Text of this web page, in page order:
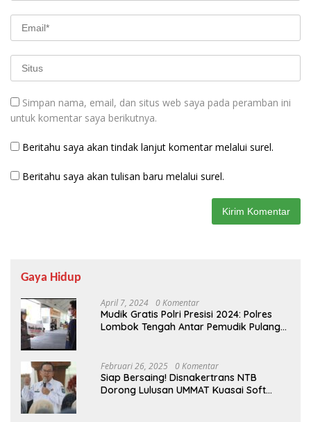
Simpan nama, email, dan situs web saya pada peramban ini
untuk komentar saya berikutnya.
Beritahu saya akan tindak lanjut komentar melalui surel.
Beritahu saya akan tulisan baru melalui surel.
Gaya Hidup
April 7, 2024 0 Komentar
Mudik Gratis Polri Presisi 2024: Polres
Lombok Tengah Antar Pemudik Pulang
Februari 26, 2025 0 Komentar
Siap Bersaing! Disnakertrans NTB
Dorong Lulusan UMMAT Kuasai Soft